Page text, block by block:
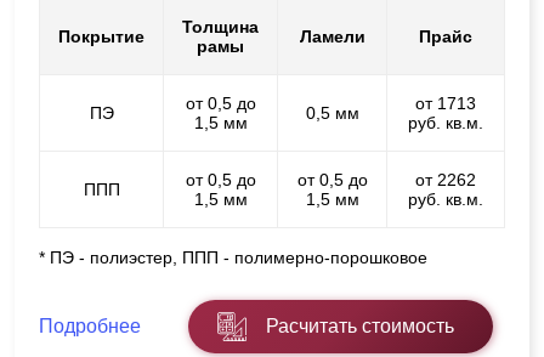
Покрытие
Толщина
рамы
Ламели Прайс
ПЭ
от 0,5 до
1,5 мм
0,5 мм
от 1713
руб. кв.м.
ППП
от 0,5 до
1,5 мм
от 0,5 до
1,5 мм
от 2262
руб. кв.м.
* ПЭ - полиэстер, ППП - полимерно-порошковое
Подробнее Расчитать стоимость